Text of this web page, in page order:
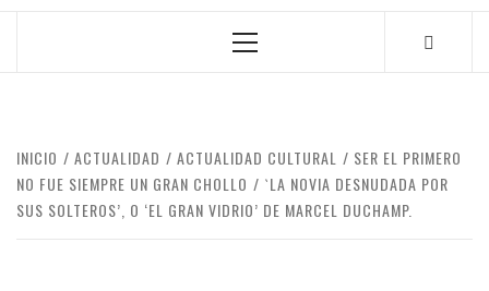
Menú
INICIO ACTUALIDAD ACTUALIDAD CULTURAL
SER EL PRIMERO
NO FUE SIEMPRE UN GRAN CHOLLO
`LA NOVIA DESNUDADA POR
SUS SOLTEROS’, O ‘EL GRAN VIDRIO’ DE MARCEL DUCHAMP.